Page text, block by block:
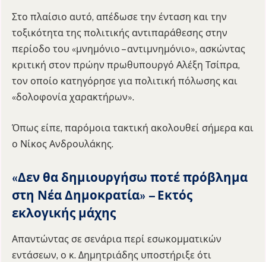
Στο πλαίσιο αυτό, απέδωσε την ένταση και την
τοξικότητα της πολιτικής αντιπαράθεσης στην
περίοδο του «μνημόνιο – αντιμνημόνιο», ασκώντας
κριτική στον πρώην πρωθυπουργό Αλέξη Τσίπρα,
τον οποίο κατηγόρησε για πολιτική πόλωσης και
«δολοφονία χαρακτήρων».
Όπως είπε, παρόμοια τακτική ακολουθεί σήμερα και
ο Νίκος Ανδρουλάκης.
«Δεν θα δημιουργήσω ποτέ πρόβλημα
στη Νέα Δημοκρατία» – Εκτός
εκλογικής μάχης
Απαντώντας σε σενάρια περί εσωκομματικών
εντάσεων, ο κ. Δημητριάδης υποστήριξε ότι